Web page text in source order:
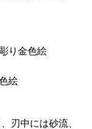
り金色絵
絵
刃中には砂流、